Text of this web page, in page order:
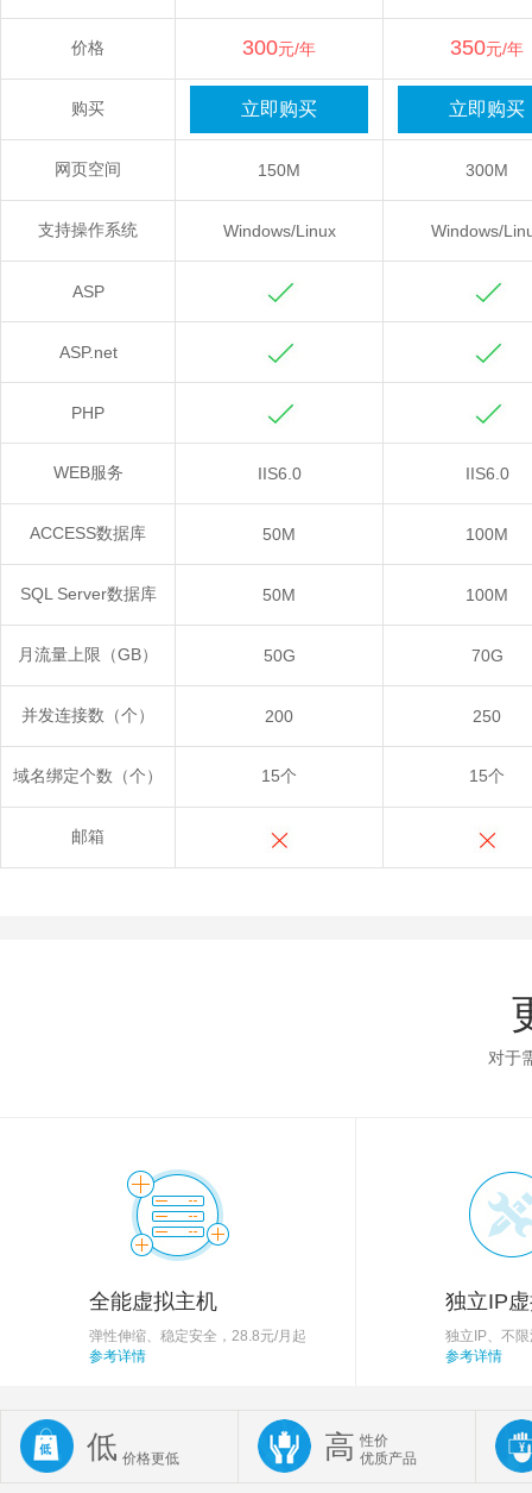
价格 300元/年 350元/年
购买
网页空间 150M 300M
支持操作系统 Windows/Linux Windows/
ASP
ASP.net
PHP
WEB服务 IIS6.0 IIS6.0
ACCESS数据库 50M 100M
SQL Server数据库 50M 100M
月流量上限（GB） 50G 70G
并发连接数（个） 200 250
域名绑定个数（个） 15个 15个
邮箱
对于
全能虚拟主机
弹性伸缩、稳定安全，28.8元/月起
参考详情
独立IP
独立IP、不
参考详情
低 价格更低 高 性价
优质产品